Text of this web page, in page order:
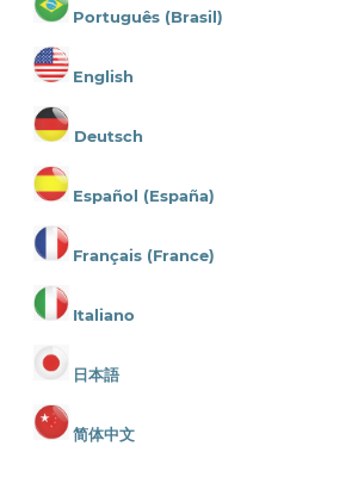
Português (Brasil)
English
Deutsch
Español (España)
Français (France)
Italiano
日本語
简体中文